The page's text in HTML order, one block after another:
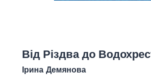
Від Різдва до
Ірина Демянова